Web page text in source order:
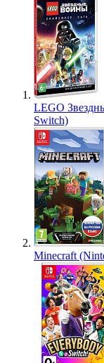
LEGO
Switch)
Minecraft